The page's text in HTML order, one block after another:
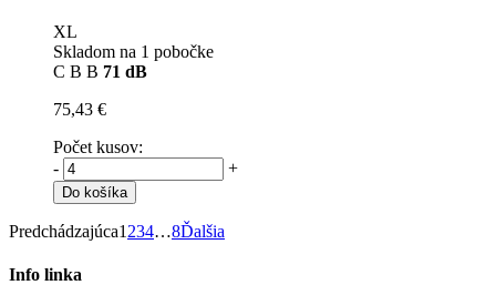
XL
Skladom na 1 pobočke
C B B 71 dB
75,43 €
Počet kusov:
-
+
Do košíka
Predchádzajúca1 234…8Ďalšia
Info linka